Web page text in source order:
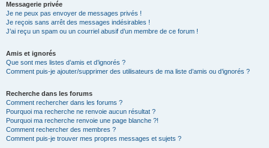
Messagerie privée
Je ne peux pas envoyer de messages privés !
Je reçois sans arrêt des messages indésirables !
J’ai reçu un spam ou un courriel abusif d’un membre de ce forum !
Amis et ignorés
Que sont mes listes d’amis et d’ignorés ?
Comment puis-je ajouter/supprimer des utilisateurs de ma liste d’amis ou d’ignorés ?
Recherche dans les forums
Comment rechercher dans les forums ?
Pourquoi ma recherche ne renvoie aucun résultat ?
Pourquoi ma recherche renvoie une page blanche ?!
Comment rechercher des membres ?
Comment puis-je trouver mes propres messages et sujets ?